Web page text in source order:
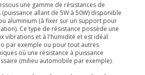
une gamme de résistances de
allant de 5W à 50W) disponible
aluminium (à fixer sur un support pour
Ce type de résistance possède une
vibrations et à l'humidité et est idéal
par exemple ou pour tout autres
où une résistance à puissance
(milieu automobile par exemple).